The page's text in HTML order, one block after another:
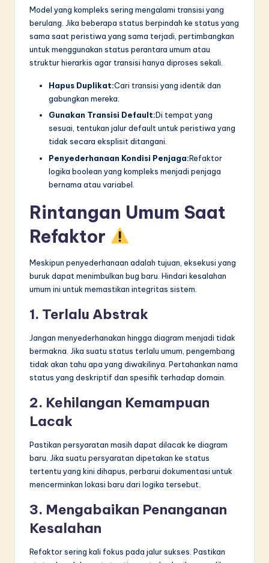
Model yang kompleks sering mengalami transisi yang
berulang. Jika beberapa status berpindah ke status yang
sama saat peristiwa yang sama terjadi, pertimbangkan
untuk menggunakan status perantara umum atau
struktur hierarkis agar transisi hanya diproses sekali.
Hapus Duplikat:Cari transisi yang identik dan
gabungkan mereka.
Gunakan Transisi Default:Di tempat yang
sesuai, tentukan jalur default untuk peristiwa yang
tidak secara eksplisit ditangani.
Penyederhanaan Kondisi Penjaga:Refaktor
logika boolean yang kompleks menjadi penjaga
bernama atau variabel.
Rintangan Umum Saat
Refaktor
Meskipun penyederhanaan adalah tujuan, eksekusi yang
buruk dapat menimbulkan bug baru. Hindari kesalahan
umum ini untuk memastikan integritas sistem.
1. Terlalu Abstrak
Jangan menyederhanakan hingga diagram menjadi tidak
bermakna. Jika suatu status terlalu umum, pengembang
tidak akan tahu apa yang diwakilinya. Pertahankan nama
status yang deskriptif dan spesifik terhadap domain.
2. Kehilangan Kemampuan
Lacak
Pastikan persyaratan masih dapat dilacak ke diagram
baru. Jika suatu persyaratan dipetakan ke status
tertentu yang kini dihapus, perbarui dokumentasi untuk
mencerminkan lokasi baru dari logika tersebut.
3. Mengabaikan Penanganan
Kesalahan
Refaktor sering kali fokus pada jalur sukses. Pastikan